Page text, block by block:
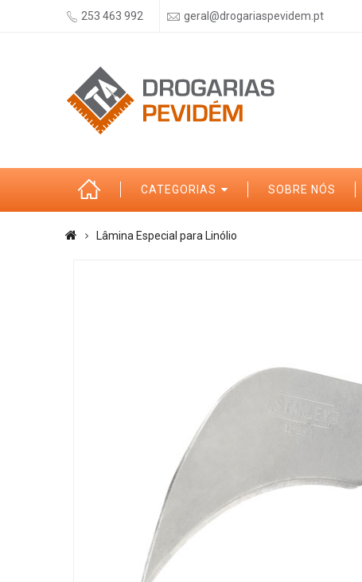
253 463 992 geral@drogariaspevidem.pt
CATEGORIAS SOBRE NÓS
Lâmina Especial para Linólio